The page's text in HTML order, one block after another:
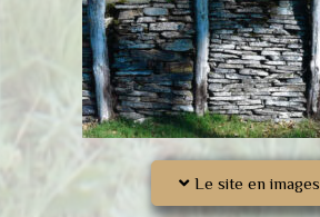
Le site en images